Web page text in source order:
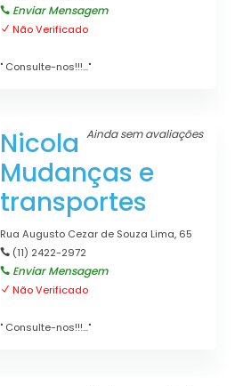
Enviar Mensagem
Não Verificado
" Consulte-nos!!!..."
Ainda sem avaliações
Nicola
Mudanças e
transportes
Rua Augusto Cezar de Souza Lima, 65
(11) 2422-2972
Enviar Mensagem
Não Verificado
" Consulte-nos!!!..."